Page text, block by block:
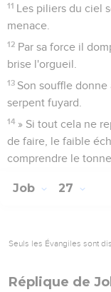
11 Les piliers du ciel
menace.
12 Par sa force il
brise l'orgueil.
13 Son souffle
serpent fuyard.
14 » Si tout cela ne
de faire, le faible
comprendre le
Job 27
Seuls les Évangiles sont
Réplique de